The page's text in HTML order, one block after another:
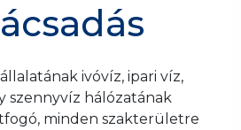
ivóvíz, ipari víz,
szennyvíz hálózatának
minden szakterületre